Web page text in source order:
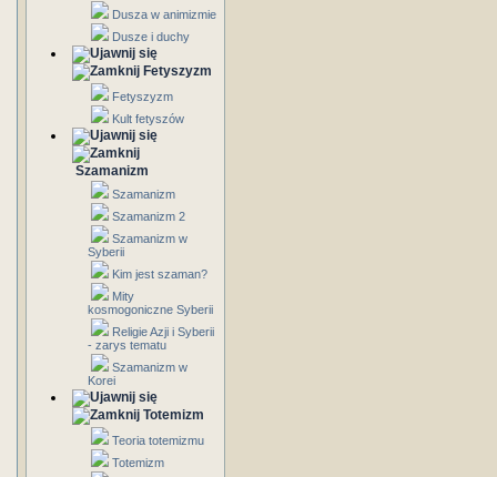
Dusza w animizmie
Dusze i duchy
Fetyszyzm
Fetyszyzm
Kult fetyszów
Szamanizm
Szamanizm
Szamanizm 2
Szamanizm w
Syberii
Kim jest szaman?
Mity
kosmogoniczne Syberii
Religie Azji i Syberii
- zarys tematu
Szamanizm w
Korei
Totemizm
Teoria totemizmu
Totemizm